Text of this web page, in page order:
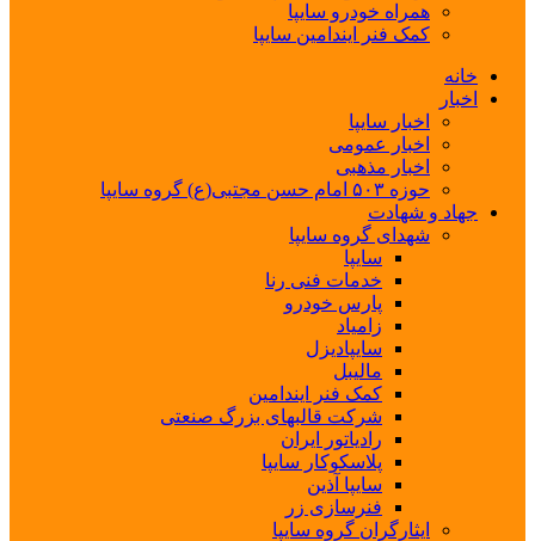
همراه خودرو سایپا
کمک فنر ایندامین سایپا
خانه
اخبار
اخبار سایپا
اخبار عمومی
اخبار مذهبی
حوزه ۵۰۳ امام حسن مجتبی(ع) گروه سایپا
جهاد و شهادت
شهدای گروه سایپا
سایپا
خدمات فنی رنا
پارس خودرو
زامیاد
سایپادیزل
مالیبل
کمک فنر ایندامین
شرکت قالبهای بزرگ صنعتی
رادیاتور ایران
پلاسکوکار سایپا
سایپا آذین
فنرسازی زر
ایثارگران گروه سایپا